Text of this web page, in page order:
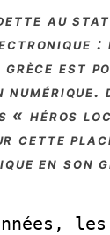
grèce est
« héros
cette
en son
les